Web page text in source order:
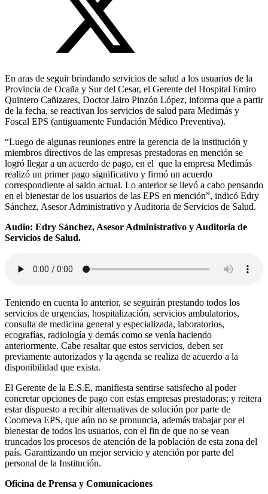
En aras de seguir brindando servicios de salud a los usuarios de la
Provincia de Ocaña y Sur del Cesar, el Gerente del Hospital Emiro
Quintero Cañizares, Doctor Jairo Pinzón López, informa que a partir
de la fecha, se reactivan los servicios de salud para Medimás y
Foscal EPS (antiguamente Fundación Médico Preventiva).
“Luego de algunas reuniones entre la gerencia de la institución y
miembros directivos de las empresas prestadoras en mención se
logró llegar a un acuerdo de pago, en el que la empresa Medimás
realizó un primer pago significativo y firmó un acuerdo
correspondiente al saldo actual. Lo anterior se llevó a cabo pensando
en el bienestar de los usuarios de las EPS en mención”, indicó Edry
Sánchez, Asesor Administrativo y Auditoria de Servicios de Salud.
Audio: Edry Sánchez, Asesor Administrativo y Auditoria de
Servicios de Salud.
Teniendo en cuenta lo anterior, se seguirán prestando todos los
servicios de urgencias, hospitalización, servicios ambulatorios,
consulta de medicina general y especializada, laboratorios,
ecografías, radiología y demás como se venía haciendo
anteriormente. Cabe resaltar que estos servicios, deben ser
previamente autorizados y la agenda se realiza de acuerdo a la
disponibilidad que exista.
El Gerente de la E.S.E, manifiesta sentirse satisfecho al poder
concretar opciones de pago con estas empresas prestadoras; y reitera
estar dispuesto a recibir alternativas de solución por parte de
Coomeva EPS, que aún no se pronuncia, además trabajar por el
bienestar de todos los usuarios, con el fin de que no se vean
truncados los procesos de atención de la población de esta zona del
país. Garantizando un mejor servicio y atención por parte del
personal de la Institución.
Oficina de Prensa y Comunicaciones